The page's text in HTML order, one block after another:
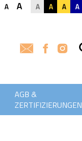
A A A A A A
AGB &
ZERTIFIZIERUNGEN